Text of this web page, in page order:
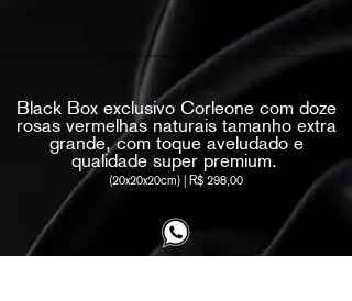
Black Box exclusivo Corleone com doze
rosas vermelhas naturais tamanho extra
grande, com toque aveludado e
qualidade super premium.
(20x20x20cm) | R$ 298,00